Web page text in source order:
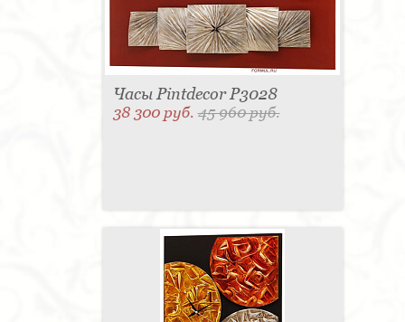
Часы Pintdecor P3028
38 300 руб.45 960 руб.